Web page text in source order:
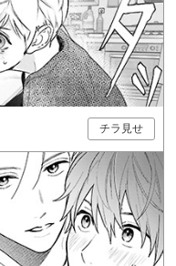
チラ見せ